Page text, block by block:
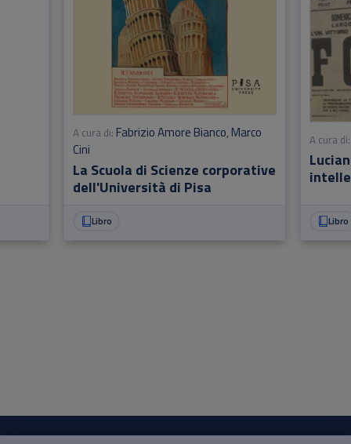
La Scuola di Scienze corporative
dell'Università di Pisa
A cura di: Fabrizio Amore Bianco, Marco
Cini
Libro
A cura di:
Libro